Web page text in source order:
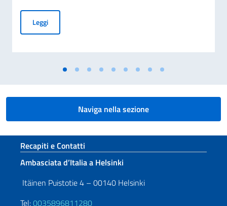
Leggi70° ANNIVERSARIO DELLA TRAGEDIA DI MARCINELLE E
Naviga nella sezione
Sezione footer
Recapiti e Contatti
Ambasciata d’Italia a Helsinki
Itäinen Puistotie 4 – 00140 Helsinki
Tel:0035896811280